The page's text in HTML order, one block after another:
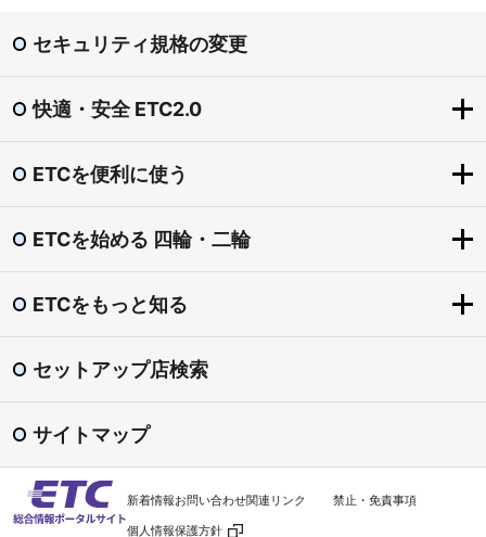
セキュリティ規格の変更
快適・安全 ETC2.0
快適・安全 ETC2.0
「賢い料金」社会実験（道の駅の一時退出・再進入）
圏央道割引
東海環状自動車道割引
渋滞回避支援 ダイナミックルートガイダンス
ETCを便利に使う
ETCを便利に使う
ETCマイレージサービス
ETC専用料金所
スマートIC
ETC利用照会サービス
料金検索
利用履歴の印刷
ETCを始める 四輪・二輪
ETCを始める 四輪・二輪
ETCカード
ETC車載器
セットアップ
ETC車載器の譲渡・廃棄
ETCをもっと知る
ETCをもっと知る
ETCシステム利用規程
よくある質問
セットアップ店検索
サイトマップ
新着情報お問い合わせ関連リンク 禁止・免責事項
個人情報保護方針